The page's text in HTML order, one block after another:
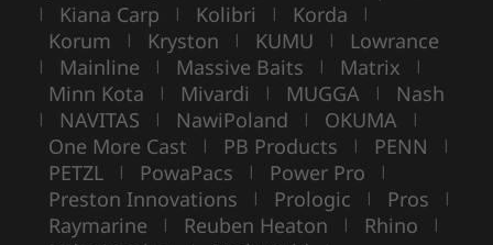
| Kiana Carp | Kolibri | Korda |
Korum | Kryston | KUMU | Lowrance
| Mainline | Massive Baits | Matrix |
Minn Kota | Mivardi | MUGGA | Nash
| NAVITAS | NawiPoland | OKUMA |
One More Cast | PB Products | PENN |
PETZL | PowaPacs | Power Pro |
Preston Innovations | Prologic | Pros |
Raymarine | Reuben Heaton | Rhino |